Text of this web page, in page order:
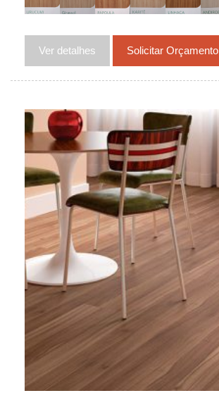
Ver detalhes Solicitar Orçamento